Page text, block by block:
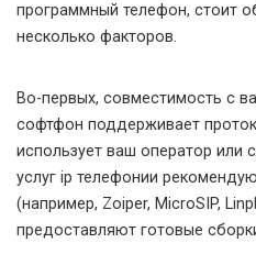
программный телефон, стоит
несколько факторов.
Во-первых, совместимость с
софтфон поддерживает
использует ваш оператор или
услуг ip телефонии
(например, Zoiper, MicroSIP,
предоставляют готовые